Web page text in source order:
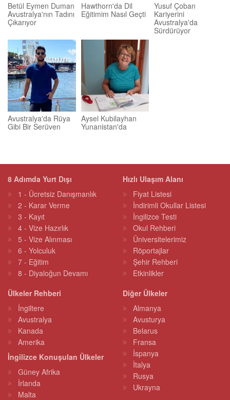
Betül Eymen Duman
Avustralya'nın Tadını
Çıkarıyor
Hawthorn'da Dil
Eğitimim Nasıl Geçti
Yusuf Çoban
Kariyerini
Avustralya'da
Sürdürüyor
Avustralya'da Rüya
Gibi Bir Serüven
Aysel Kubilayhan
Yunanistan'da
8 Adımda Yurt Dışı
1 - Ücretsiz Danışmanlık
2 - Karar Verme
3 - Kayıt
4 - Vize Hazırlık
5 - Vize Alınması
6 - Yolculuk
7 - Eğitim
8 - Diyaloğun Devamı
Hızlı Ulaşım Alanı
Fiyat Listesi
İndirimli Okullar Listesi
İngilizce Testi
Okul Rehberi
Üniversitelerimiz
Röportajlar
Şehir Rehberi
Etkinlikler
Ülkeler Rehberi
İngiltere
Avustralya
Kanada
Amerika
İngilizce Konuşulan Ülkeler
Güney Afrika
İrlanda
Malta
Diğer Ülkeler
Almanya
Avusturya
Belarus
Fransa
İspanya
İtalya
Rusya
Ukrayna